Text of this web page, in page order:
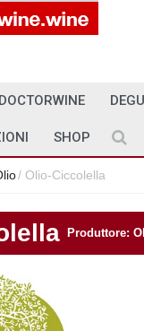
SHOP
/ Olio-Ciccolella
Produttore: